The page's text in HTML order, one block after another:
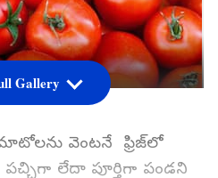
వెంటనే ఫ్రిజ్‌లో
లేదా పూర్తిగా పండని
Gallery